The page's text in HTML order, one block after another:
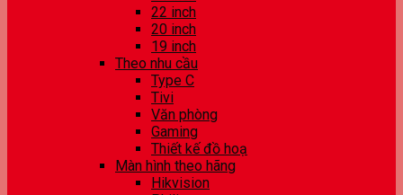
22 inch
20 inch
19 inch
Theo nhu cầu
Type C
Tivi
Văn phòng
Gaming
Thiết kế đồ hoạ
Màn hình theo hãng
Hikvision